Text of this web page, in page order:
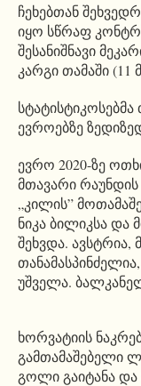
ჩეხებთან
იყო სწრაფ
შესანიშნავი
კარგი თამაში (11
ევროებზე
ევრო 2020-ზე
მთავარი
„კილის”
ნიკა ბილიკსა და
შეხვდა. ავსტრია,
უშველა.
ხორვატიის
გამთამაშებელი
გოლი გაიტანა